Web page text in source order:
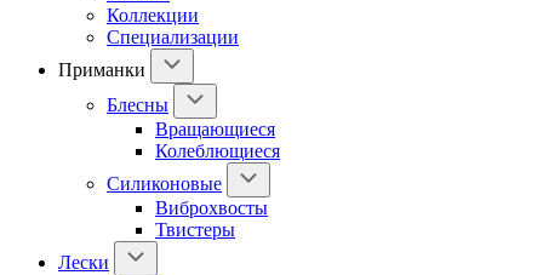
Коллекции
Специализации
Приманки
Блесны
Вращающиеся
Колеблющиеся
Силиконовые
Виброхвосты
Твистеры
Лески